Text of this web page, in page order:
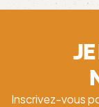
Inscrivez-vous